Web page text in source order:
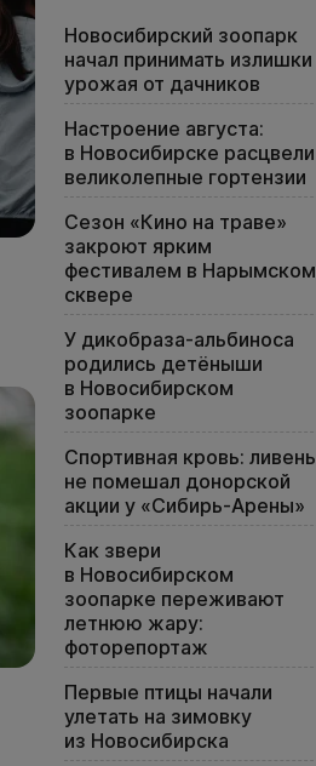
Новосибирский зоопарк
начал принимать излишки
урожая от дачников
Настроение августа:
в Новосибирске расцвели
великолепные гортензии
Сезон «Кино на траве»
закроют ярким
фестивалем в Нарымском
сквере
У дикобраза-альбиноса
родились детёныши
в Новосибирском
зоопарке
Спортивная кровь: ливень
не помешал донорской
акции у «Сибирь-Арены»
Как звери
в Новосибирском
зоопарке переживают
летнюю жару:
фоторепортаж
Первые птицы начали
улетать на зимовку
из Новосибирска